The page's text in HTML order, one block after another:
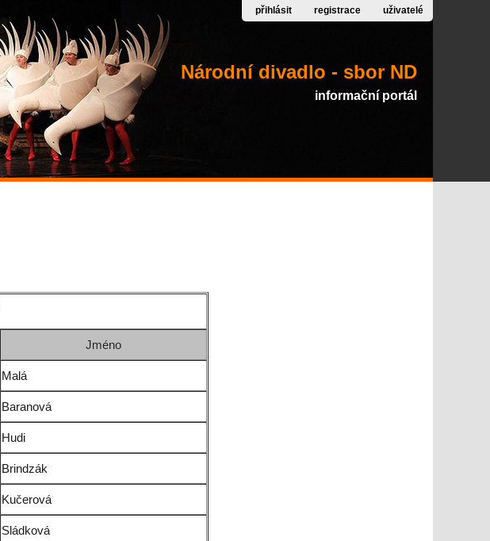
přihlásit registrace uživatelé
Národní divadlo - sbor ND
informační portál
Jméno
Malá
Baranová
Hudi
Brindzák
Kučerová
Sládková